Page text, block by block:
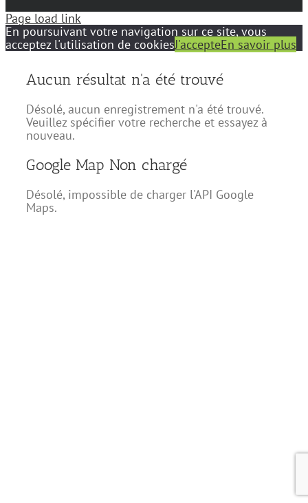
Aucun résultat n'a été trouvé
Désolé, aucun enregistrement n'a été trouvé.
Veuillez spécifier votre recherche et essayez à
nouveau.
Google Map Non chargé
Désolé, impossible de charger l'API Google
Maps.
Page load link
En poursuivant votre navigation sur ce site, vous
acceptez l'utilisation de cookiesJ'accepteEn savoir plus